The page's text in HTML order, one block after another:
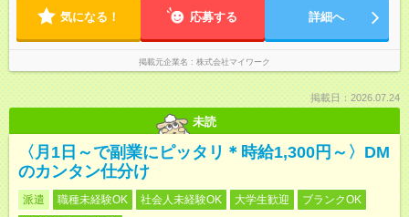
気になる！ 応募する 詳細へ
掲載元企業名 株式会社マイワーク
掲載日：2026.07.24
未読
〈月1日～で副業にピッタリ＊時給1,300円～〉DM
のカンタン仕分け
派遣 職種未経験OK 社会人未経験OK 大学生歓迎
ブランクOK